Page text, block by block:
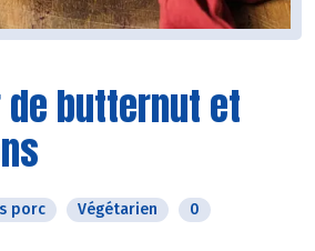
butternut et
porc Végétarien 0